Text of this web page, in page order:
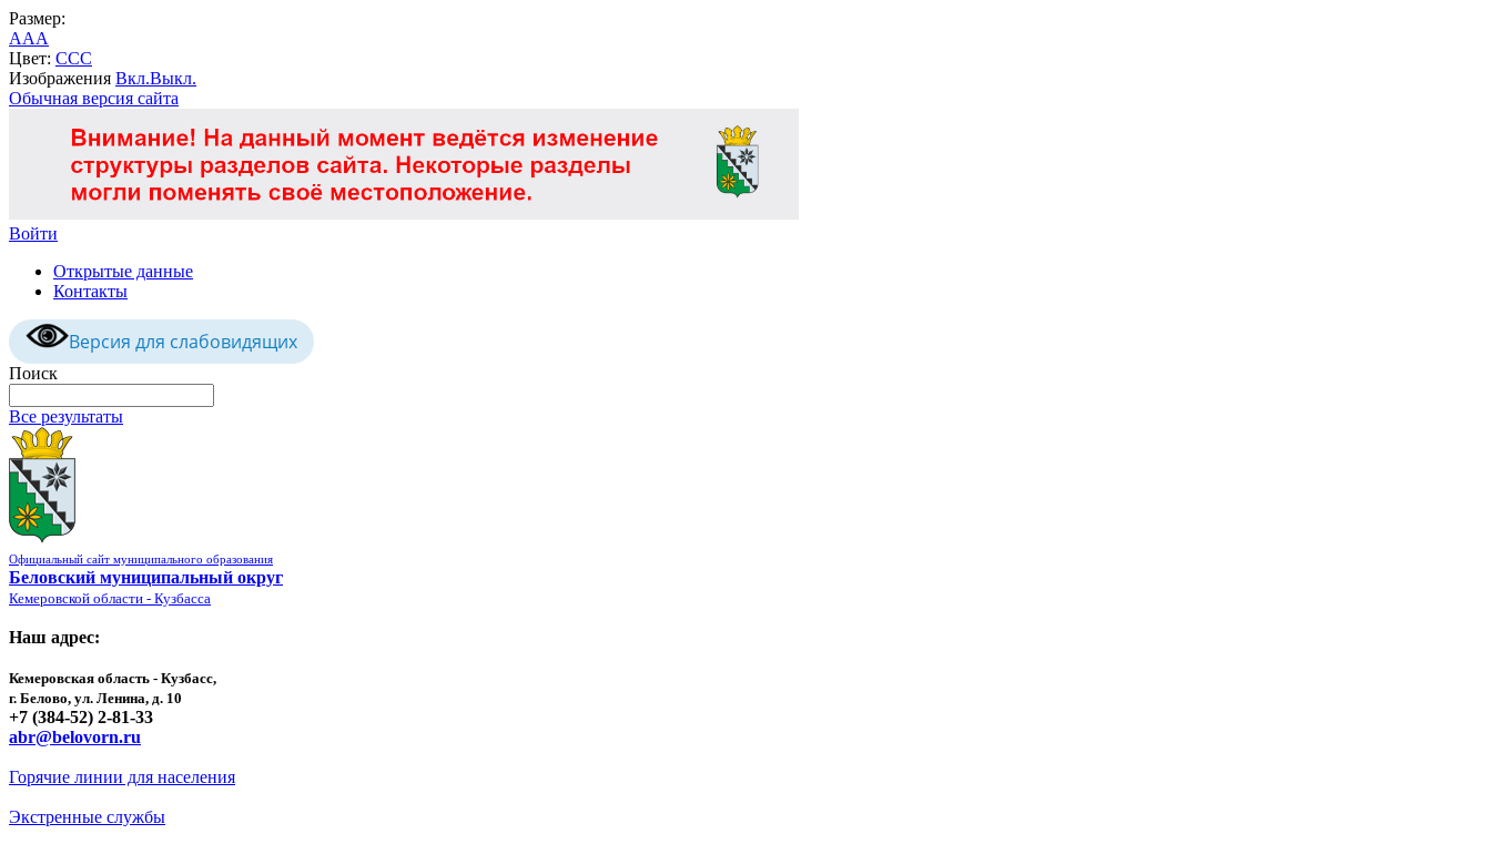
Размер:
AAA
Цвет: CCC
Изображения Вкл.Выкл.
Обычная версия сайта
Войти
Открытые данные
Контакты
Версия для слабовидящих
Поиск
Все результаты
Официальный сайт муниципального образования
Беловский муниципальный округ
Кемеровской области - Кузбасса
Наш адрес:
Кемеровская область - Кузбасс,
г. Белово, ул. Ленина, д. 10
+7 (384-52) 2-81-33
abr@belovorn.ru
Горячие линии для населения
Экстренные службы